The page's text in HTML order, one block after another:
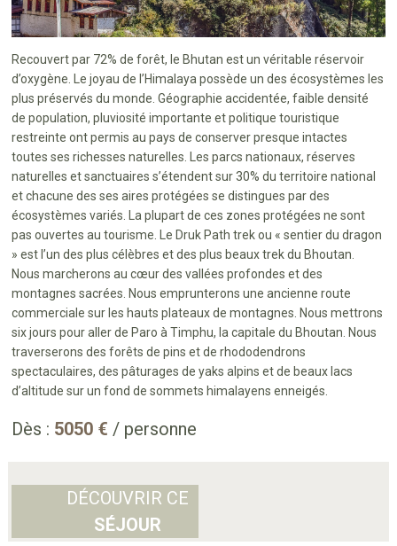
Recouvert par 72% de forêt, le Bhutan est un véritable réservoir
d’oxygène. Le joyau de l’Himalaya possède un des écosystèmes les
plus préservés du monde. Géographie accidentée, faible densité
de population, pluviosité importante et politique touristique
restreinte ont permis au pays de conserver presque intactes
toutes ses richesses naturelles. Les parcs nationaux, réserves
naturelles et sanctuaires s’étendent sur 30% du territoire national
et chacune des ses aires protégées se distingues par des
écosystèmes variés. La plupart de ces zones protégées ne sont
pas ouvertes au tourisme. Le Druk Path trek ou « sentier du dragon
» est l’un des plus célèbres et des plus beaux trek du Bhoutan.
Nous marcherons au cœur des vallées profondes et des
montagnes sacrées. Nous emprunterons une ancienne route
commerciale sur les hauts plateaux de montagnes. Nous mettrons
six jours pour aller de Paro à Timphu, la capitale du Bhoutan. Nous
traverserons des forêts de pins et de rhododendrons
spectaculaires, des pâturages de yaks alpins et de beaux lacs
d’altitude sur un fond de sommets himalayens enneigés.
Dès : 5050 € / personne
DÉCOUVRIR CE
SÉJOUR